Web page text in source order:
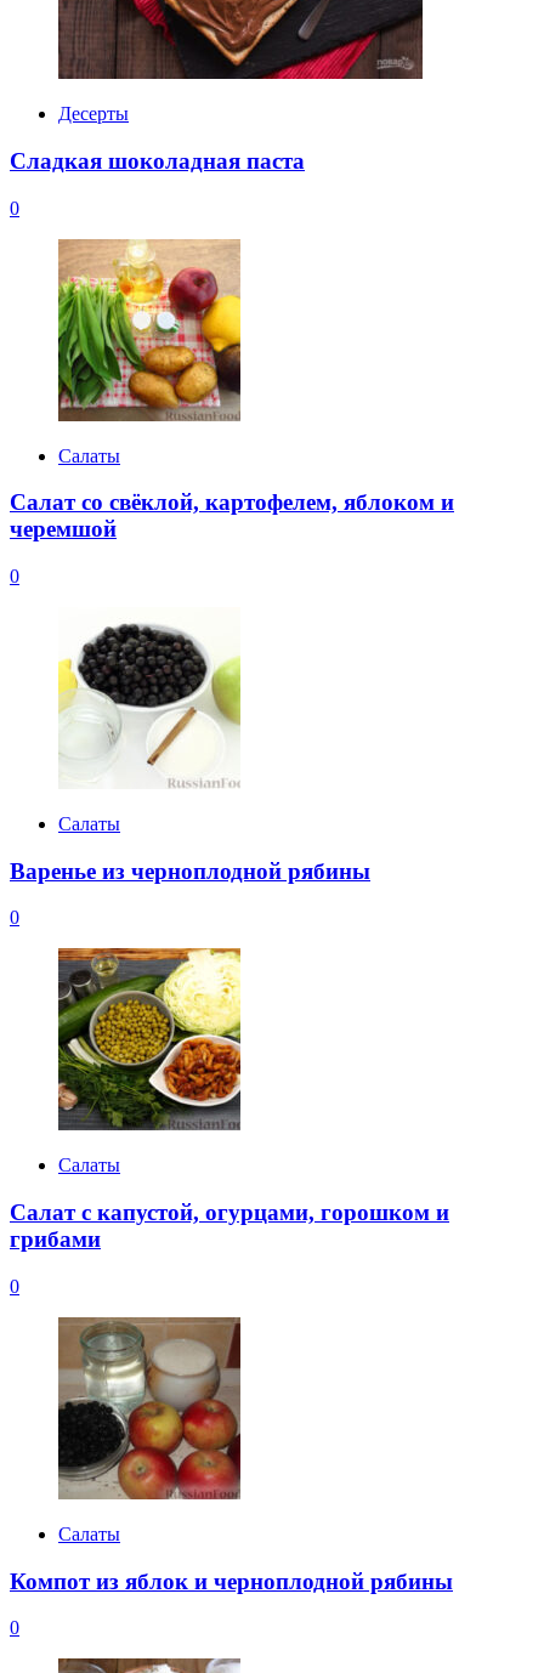
Десерты
Сладкая шоколадная паста
0
Салаты
Салат со свёклой, картофелем, яблоком и
черемшой
0
Салаты
Варенье из черноплодной рябины
0
Салаты
Салат с капустой, огурцами, горошком и
грибами
0
Салаты
Компот из яблок и черноплодной рябины
0